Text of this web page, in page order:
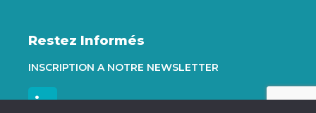
Restez Informés
INSCRIPTION A NOTRE NEWSLETTER